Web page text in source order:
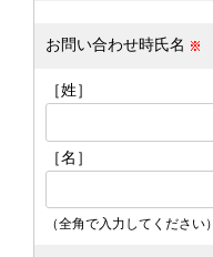
お問い合わせ時氏名
［姓］
［名］
（全角で入力してください）